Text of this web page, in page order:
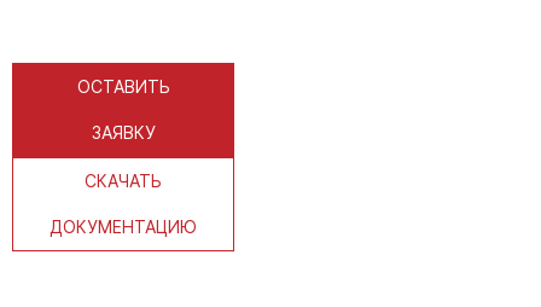
ОСТАВИТЬ
ЗАЯВКУ
СКАЧАТЬ
ДОКУМЕНТАЦИЮ